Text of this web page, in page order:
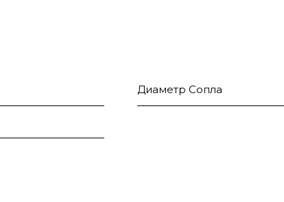
Диаметр Сопла